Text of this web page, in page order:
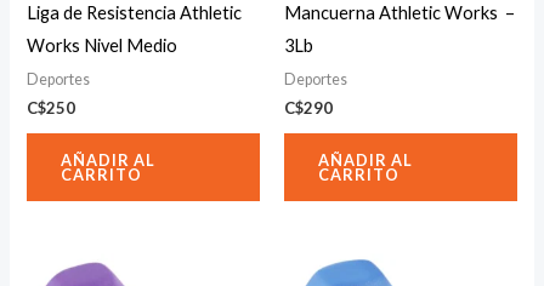
Liga de Resistencia Athletic
Works Nivel Medio
Deportes
C$250
AÑADIR AL
CARRITO
Mancuerna Athletic Works –
3Lb
Deportes
C$290
AÑADIR AL
CARRITO